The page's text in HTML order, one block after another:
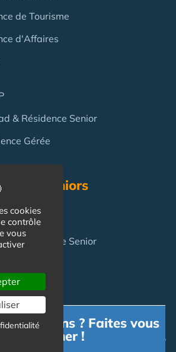
de Tourisme
d'Affaires
& Résidence Senior
Gérée
Seniors
Seniors
en Résidence Senior
Senior : pièges et risques ?
une résidence services en 2025 ?
? Faites vous
accompagner !
cookies
contrôle
vous